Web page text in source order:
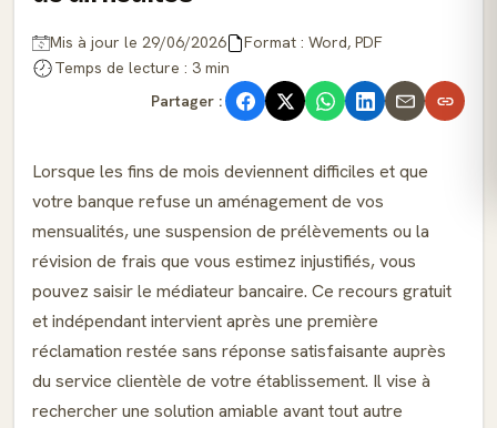
Mis à jour le 29/06/2026
Format : Word, PDF
Temps de lecture : 3 min
Partager :
Lorsque les fins de mois deviennent difficiles et que
votre banque refuse un aménagement de vos
mensualités, une suspension de prélèvements ou la
révision de frais que vous estimez injustifiés, vous
pouvez saisir le médiateur bancaire. Ce recours gratuit
et indépendant intervient après une première
réclamation restée sans réponse satisfaisante auprès
du service clientèle de votre établissement. Il vise à
rechercher une solution amiable avant tout autre